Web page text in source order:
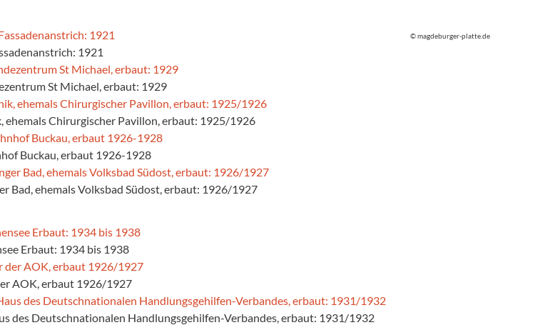
© magdeburger-platte.de
1921
St Michael, erbaut: 1929
Chirurgischer Pavillon, erbaut: 1925/1926
Buckau, erbaut 1926-1928
Bad, ehemals Volksbad Südost, erbaut: 1926/1927
Erbaut: 1934 bis 1938
AOK, erbaut 1926/1927
des Deutschnationalen Handlungsgehilfen-Verbandes, erbaut: 1931/1932